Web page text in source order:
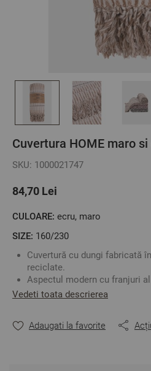
Cuvertura HOME maro
SKU: 1000021747
84,70 Lei
CULOARE: ecru, maro
SIZE: 160/230
Cuvertură cu dungi fabricată
reciclate.
Aspectul modern cu franjuri
alegere potrivită pentru casa
Foarte moale și plăcută la
Vedeti toata descrierea
Adaugati la favorite